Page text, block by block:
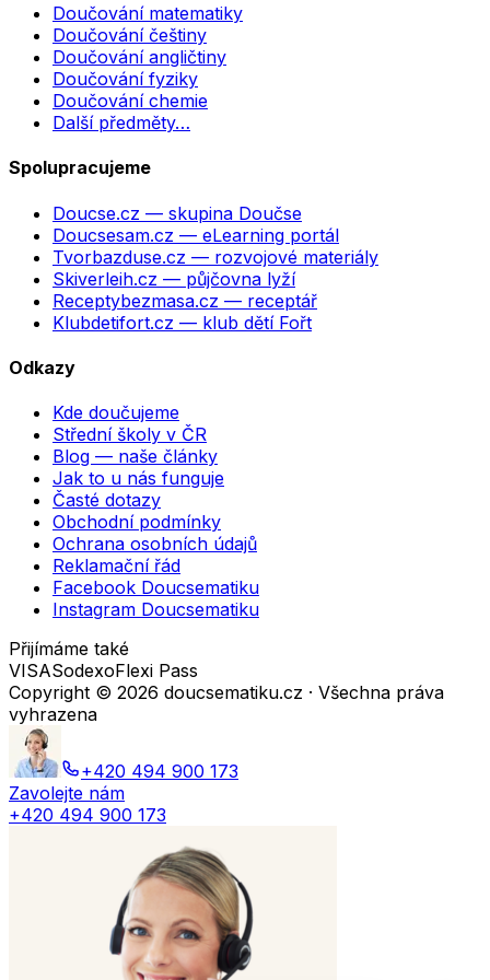
Doučování matematiky
Doučování češtiny
Doučování angličtiny
Doučování fyziky
Doučování chemie
Další předměty…
Spolupracujeme
Doucse.cz — skupina Doučse
Doucsesam.cz — eLearning portál
Tvorbazduse.cz — rozvojové materiály
Skiverleih.cz — půjčovna lyží
Receptybezmasa.cz — receptář
Klubdetifort.cz — klub dětí Fořt
Odkazy
Kde doučujeme
Střední školy v ČR
Blog — naše články
Jak to u nás funguje
Časté dotazy
Obchodní podmínky
Ochrana osobních údajů
Reklamační řád
Facebook Doucsematiku
Instagram Doucsematiku
Přijímáme také
VISASodexoFlexi Pass
Copyright © 2026 doucsematiku.cz · Všechna práva
vyhrazena
+420 494 900 173
Zavolejte nám
+420 494 900 173